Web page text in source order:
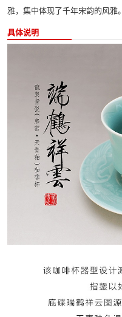
雅，集中体现了千年宋韵的风雅。
具体说明